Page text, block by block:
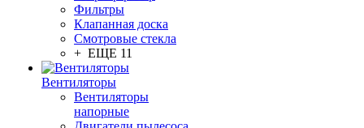
Фильтры
Клапанная доска
Смотровые стекла
+ ЕЩЕ 11
Вентиляторы
Вентиляторы
напорные